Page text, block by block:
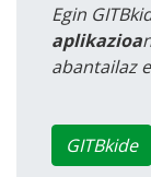
Egin
aplikazioa
abantailaz
GITBkide